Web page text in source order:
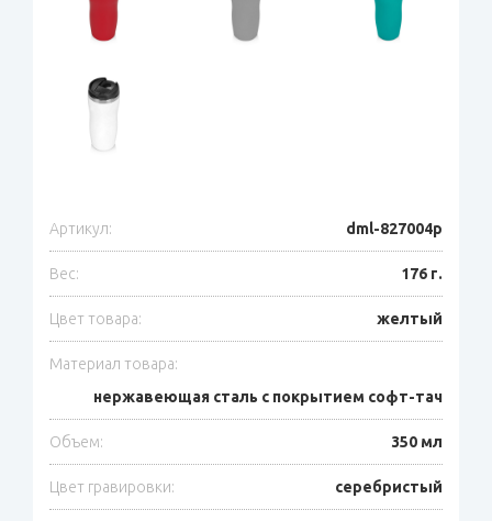
Артикул: dml-827004p
Вес: 176 г.
Цвет товара: желтый
Материал товара:
нержавеющая сталь с покрытием софт-тач
Объем: 350 мл
Цвет гравировки: серебристый